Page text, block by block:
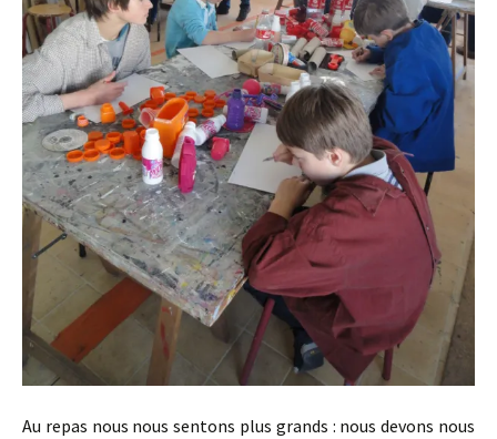
Au repas nous nous sentons plus grands : nous devons nous